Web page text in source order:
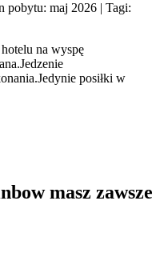
pobytu: maj 2026 | Tagi:
na wyspę
posiłki w
masz zawsze